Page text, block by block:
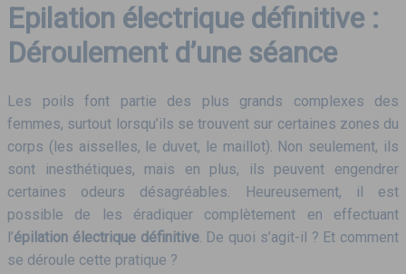
Epilation électrique définitive :
Déroulement d’une séance
Les poils font partie des plus grands complexes des
femmes, surtout lorsqu’ils se trouvent sur certaines zones du
corps (les aisselles, le duvet, le maillot). Non seulement, ils
sont inesthétiques, mais en plus, ils peuvent engendrer
certaines odeurs désagréables. Heureusement, il est
possible de les éradiquer complètement en effectuant
l’épilation électrique définitive. De quoi s’agit-il ? Et comment
se déroule cette pratique ?